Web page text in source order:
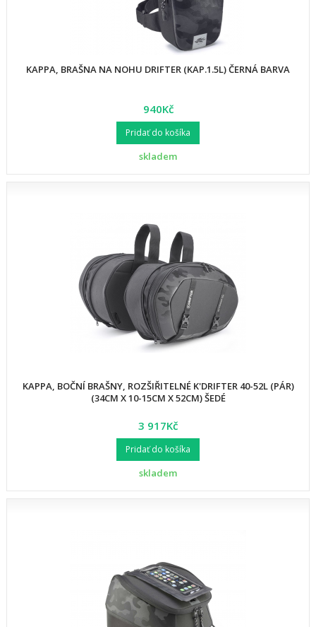
KAPPA, BRAŠNA NA NOHU DRIFTER (KAP.1.5L) ČERNÁ BARVA
940Kč
Pridať do košíka
skladem
KAPPA, BOČNÍ BRAŠNY, ROZŠIŘITELNÉ K'DRIFTER 40-52L (PÁR)
(34CM X 10-15CM X 52CM) ŠEDÉ
3 917Kč
Pridať do košíka
skladem